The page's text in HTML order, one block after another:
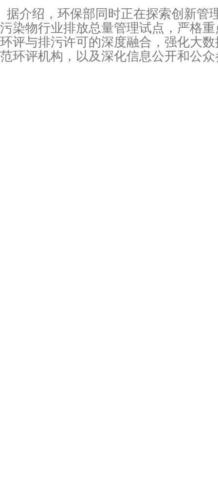
据介绍，环保部同时正在探索创新管
污染物行业排放总量管理试点，严格
环评与排污许可的深度融合，强化大
范环评机构，以及深化信息公开和公